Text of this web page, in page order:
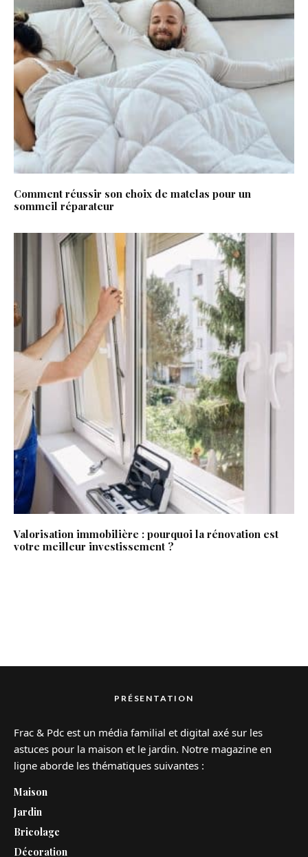
Comment réussir son choix de matelas pour un
sommeil réparateur
Valorisation immobilière : pourquoi la rénovation est
votre meilleur investissement ?
PRÉSENTATION
Frac & Pdc est un média familial et digital axé sur les
astuces pour la maison et le jardin. Notre magazine en
ligne aborde les thématiques suivantes :
Maison
Jardin
Bricolage
Décoration